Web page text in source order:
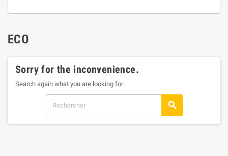
ECO
Sorry for the inconvenience.
Search again what you are looking for
